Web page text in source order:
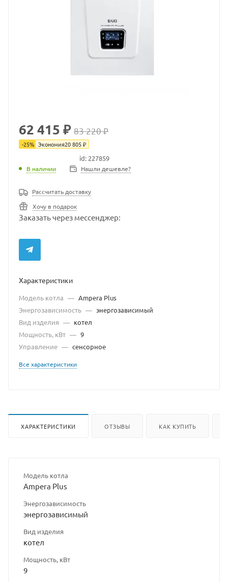
62 415 ₽ 83 220 ₽
-25% Экономия20 805₽
id: 227859
В наличии Нашли дешевле?
Рассчитать доставку
Хочу в подарок
Заказать через мессенджер:
Характеристики
Модель котла — Ampera Plus
Энергозависимость — энергозависимый
Вид изделия — котел
Мощность, кВт — 9
Управление — сенсорное
Все характеристики
ХАРАКТЕРИСТИКИ ОТЗЫВЫ КАК КУПИТЬ
Модель котла
Ampera Plus
Энергозависимость
энергозависимый
Вид изделия
котел
Мощность, кВт
9